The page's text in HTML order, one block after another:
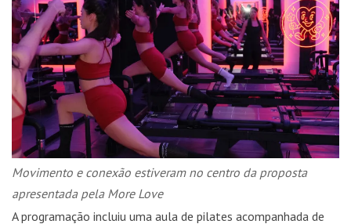
Movimento e conexão estiveram no centro da proposta
apresentada pela More Love
A programação incluiu uma aula de pilates acompanhada de